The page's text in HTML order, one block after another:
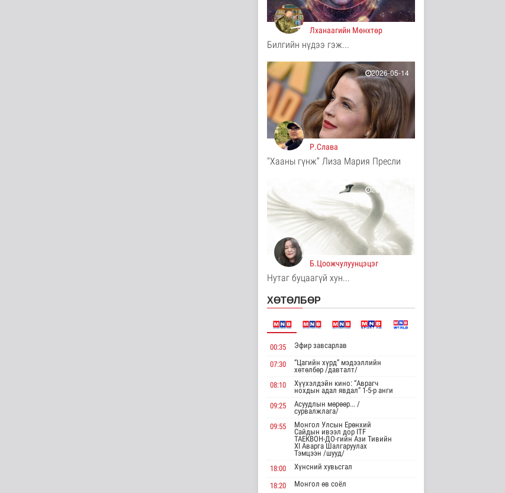
Нийгэм
14 цаг 50 минутын өмнө
салбарт “Oxus Metals
Улс төр
14 цаг 5 минутын өмнө
COP17 хурлын үеэр
"Нарантуул",
"Дүнжингарав" худ..
Нийгэм
14 цаг 12 минутын өмнө
Европ дахь "Монгол гэр"
Энтертайнмент
14 цаг 21 минутын өмнө
Унгар Улс эрчим хүчээ
хэмнэх зорилгоор
хязгаарла..
Дэлхийд
15 цаг 35 минутын өмнө
жолооны болон..
Нийгэм
15 цаг 40 минутын өмнө
баатарлаг тууль" эрдэм
шин..
Танин мэдэхүй
15 цаг 51 минутын өмнө
МҮОНРТ-ийн Үндэсний
зөвлөлийн даргаар
Н.Монсор д..
Нийгэм
15 цаг 55 минутын өмнө
АНУ полисиликон
бүтээгдэхүүнд 15
Лханаагийн Мөнхтөр
Билгийн нүдээ гэж...
2026-05-14
Р.Слава
"Хааны гүнж” Лиза Мария Пресли
2026-05-14
Б.Цоожчулуунцэцэг
Нутаг буцаагүй хун...
ХӨТӨЛБӨР
00:35 Эфир завсарлав
07:30
“Цагийн хүрд” мэдээллийн
хөтөлбөр /давталт/
08:10
Хүүхэлдэйн кино: “Аврагч
нохдын адал явдал” 1-5-р анги
09:25
Асуудлын мөрөөр... /
сурвалжлага/
09:55
Монгол Улсын Ерөнхий
Сайдын ивээл дор ITF
ТАЕКВОН-ДО-гийн Ази Тивийн
XI Аварга Шалгаруулах
Тэмцээн /шууд/
18:00
Хүнсний хувьсгал
18:20 Монгол өв соёл